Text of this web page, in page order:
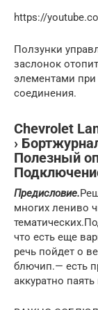
https://
Ползунки
заслонок
элементами при
соединения.
Chevrolet
›
Полезный
Предисловие.
многих лениво
что есть еще
речь пойдет о
блючип.— есть
аккуратно